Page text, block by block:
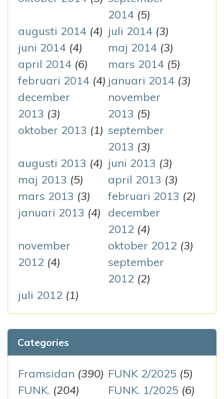
2014 (5)
augusti 2014 (4) juli 2014 (3)
juni 2014 (4) maj 2014 (3)
april 2014 (6) mars 2014 (5)
februari 2014 (4) januari 2014 (3)
december
2013 (3)
november
2013 (5)
oktober 2013 (1) september
2013 (3)
augusti 2013 (4) juni 2013 (3)
maj 2013 (5) april 2013 (3)
mars 2013 (3) februari 2013 (2)
januari 2013 (4)
december
2012 (4)
november
2012 (4)
oktober 2012 (3)
september
2012 (2)
juli 2012 (1)
Categories
Framsidan (390) FUNK 2/2025 (5)
FUNK. (204)
FUNK. 1/2025 (6)